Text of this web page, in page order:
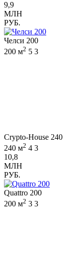
9,9
МЛН
РУБ.
Челси 200
200 м2 5 3
Crypto-House 240
240 м2 4 3
10,8
МЛН
РУБ.
Quattro 200
200 м2 3 3